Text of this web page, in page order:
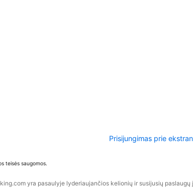
Prisijungimas prie
teisės saugomos.
yra pasaulyje lyderiaujančios kelionių ir susijusių paslaugų